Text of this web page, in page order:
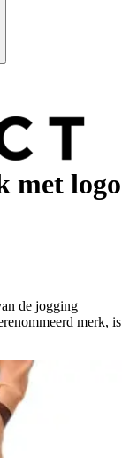
met logo
de jogging
merk, is